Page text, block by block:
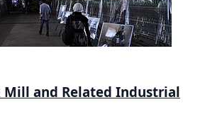
Mill and Related Industrial